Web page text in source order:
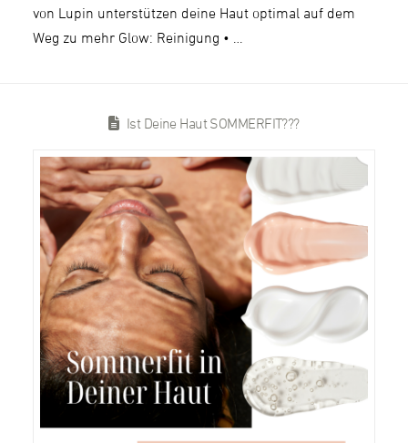
von Lupin unterstützen deine Haut optimal auf dem
Weg zu mehr Glow: Reinigung • …
Ist Deine Haut SOMMERFIT???